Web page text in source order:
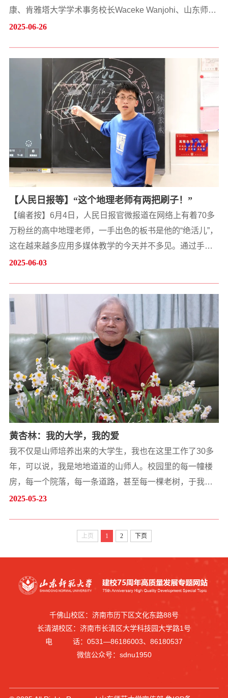
康、肯雅塔大学学术事务校长Waceke Wanjohi、山东师范
大学艺术团以及肯尼亚当地学生共同登台互动联欢，本次
互鉴的立体通道，让中华优秀文化基因在赤道阳光下焕发
新生。新华社、《中国日报》《人民日报》《肯尼亚星
2025-06-26
【人民日报等】“这个地理老师有两把刷子！”
【编者按】6月4日，人民日报官微报道在网络上有着70多
万粉丝的高中地理老师，一手出色的板书是他的“绝活儿”，
这在越来越多应用多媒体教学的今天并不多见。通过手绘
板书，他把复杂难懂的地理知识形象化地展示给学生。众
专业2015级本科生、学科地理2019级硕士生袁晓，他用实
际行动展现了良好的师范生从业技能，吸引人民日报、...
2025-06-03
黄杏林：我的大学，我的爱
我不仅是山师培养出来的大学生，我也在这里工作了30多
年，可以说，我是地地道道的山师人。校园里的每一幢楼
房，每一个院落，每一条道路，甚至每一棵老树，于我而
言都是那么熟悉、那么亲切。我对这一切都怀有浓浓的深
亲”的路上，我常常会触景生情，引起万千思绪。我最喜欢
边走边捡拾青春记忆，边走边萌生追思感悟。...
2025-05-23
上页 1 2 下页
千佛山校区：济南市历下区文化东路88号
长清湖校区：济南市长清区大学科技园大学路1号
电 话：0531—86186003、86180537
微信公众号：sdnu1950